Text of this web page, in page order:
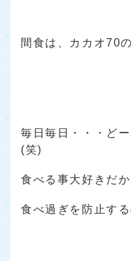
間食は、カカオ70
毎日毎日・・・ど
(笑)
食べる事大好きだか
食べ過ぎを防止す